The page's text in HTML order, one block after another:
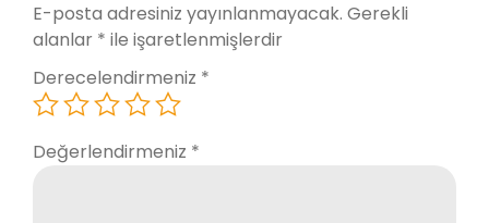
E-posta adresiniz yayınlanmayacak. Gerekli
alanlar * ile işaretlenmişlerdir
Derecelendirmeniz *
Değerlendirmeniz *